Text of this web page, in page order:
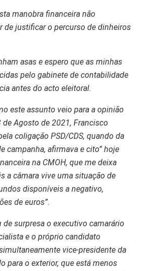
manobra financeira não
de justificar o percurso de dinheiros
asas e espero que as minhas
pelo gabinete de contabilidade
antes do acto eleitoral.
este assunto veio para a opinião
Agosto de 2021, Francisco
coligação PSD/CDS, quando da
campanha, afirmava e cito” hoje
na CMOH, que me deixa
a câmara vive uma situação de
disponíveis a negativo,
de euros”.
surpresa o executivo camarário
e o próprio candidato
vice-presidente da
para o exterior, que está menos